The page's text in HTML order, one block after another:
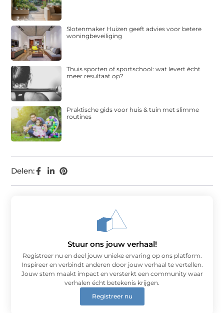
Delen:
Slotenmaker Huizen geeft advies voor betere
woningbeveiliging
Thuis sporten of sportschool: wat levert écht
meer resultaat op?
Praktische gids voor huis & tuin met slimme
routines
Stuur ons jouw verhaal!
Registreer nu en deel jouw unieke ervaring op ons platform.
Inspireer en verbindt anderen door jouw verhaal te vertellen.
Jouw stem maakt impact en versterkt een community waar
verhalen écht betekenis krijgen.
Registreer nu